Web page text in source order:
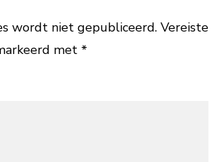
wordt niet gepubliceerd. Vereiste
met *